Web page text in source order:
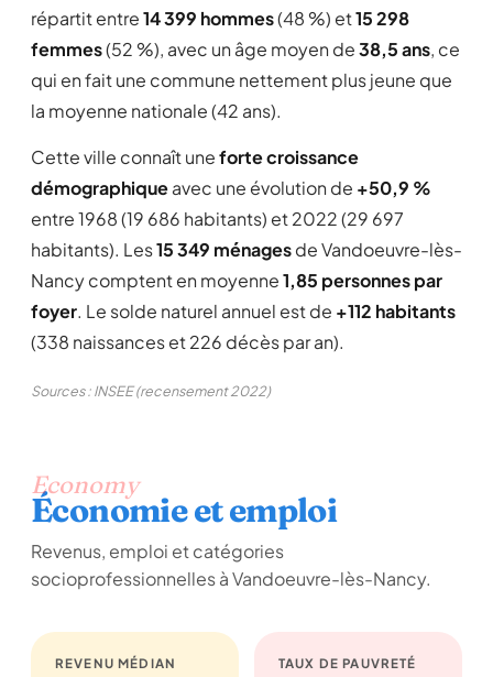
répartit entre14 399 hommes(48 %) et15 298
femmes(52 %), avec un âge moyen de38,5 ans, ce
qui en fait une commune nettement plus jeune que
la moyenne nationale (42 ans).
Cette ville connaît uneforte croissance
démographiqueavec une évolution de +50,9 %
entre 1968 (19 686 habitants) et 2022 (29 697
habitants). Les15 349 ménagesde Vandoeuvre-lès-
Nancy comptent en moyenne1,85 personnes par
foyer. Le solde naturel annuel est de +112 habitants
(338 naissances et 226 décès par an).
Sources : INSEE (recensement 2022)
Economy
Économie et emploi
Revenus, emploi et catégories
socioprofessionnelles à Vandoeuvre-lès-Nancy.
REVENU MÉDIAN TAUX DE PAUVRETÉ